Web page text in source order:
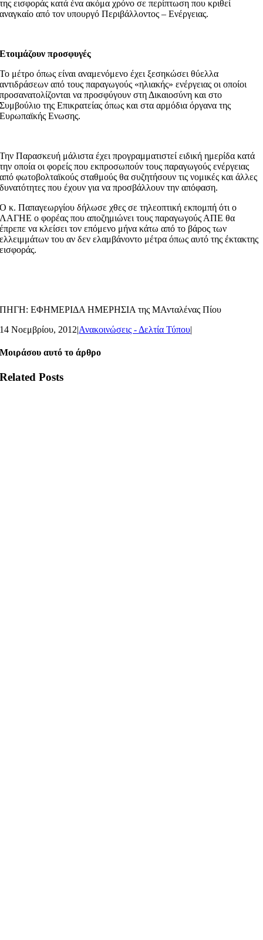
της εισφοράς κατά ένα ακόμα χρόνο σε περίπτωση που κριθεί
αναγκαίο από τον υπουργό Περιβάλλοντος – Ενέργειας.
Ετοιμάζουν προσφυγές
To μέτρο όπως είναι αναμενόμενο έχει ξεσηκώσει θύελλα
αντιδράσεων από τους παραγωγούς «ηλιακής» ενέργειας οι οποίοι
προσανατολίζονται να προσφύγουν στη Δικαιοσύνη και στο
Συμβούλιο της Επικρατείας όπως και στα αρμόδια όργανα της
Ευρωπαϊκής Ενωσης.
Την Παρασκευή μάλιστα έχει προγραμματιστεί ειδική ημερίδα κατά
την οποία οι φορείς που εκπροσωπούν τους παραγωγούς ενέργειας
από φωτοβολταϊκούς σταθμούς θα συζητήσουν τις νομικές και άλλες
δυνατότητες που έχουν για να προσβάλλουν την απόφαση.
Ο κ. Παπαγεωργίου δήλωσε χθες σε τηλεοπτική εκπομπή ότι ο
ΛΑΓΗΕ ο φορέας που αποζημιώνει τους παραγωγούς ΑΠΕ θα
έπρεπε να κλείσει τον επόμενο μήνα κάτω από το βάρος των
ελλειμμάτων του αν δεν ελαμβάνοντο μέτρα όπως αυτό της έκτακτης
εισφοράς.
ΠΗΓΗ: ΕΦΗΜΕΡΙΔΑ ΗΜΕΡΗΣΙΑ της ΜΑνταλένας Πίου
14 Νοεμβρίου, 2012|Ανακοινώσεις - Δελτία Τύπου|
Μοιράσου αυτό το άρθρο
Related Posts